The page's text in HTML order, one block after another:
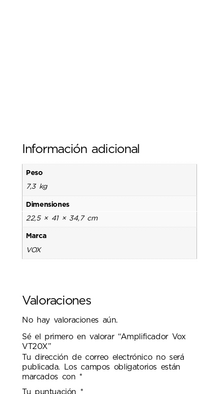
Información adicional
Peso
7,3 kg
Dimensiones
22,5 × 41 × 34,7 cm
Marca
VOX
Valoraciones
No hay valoraciones aún.
Sé el primero en valorar “Amplificador Vox
VT20X”
Tu dirección de correo electrónico no será
publicada.
Los campos obligatorios están
marcados con *
Tu puntuación *